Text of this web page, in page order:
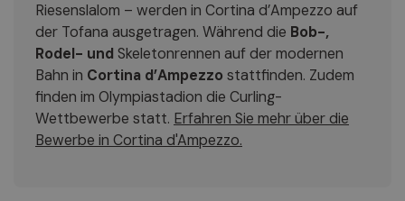
Riesenslalom – werden in Cortina d’Ampezzo auf
der Tofana ausgetragen. Während die Bob-,
Rodel- und Skeletonrennen auf der modernen
Bahn in Cortina d’Ampezzo stattfinden. Zudem
finden im Olympiastadion die Curling-
Wettbewerbe statt. Erfahren Sie mehr über die
Bewerbe in Cortina d'Ampezzo.